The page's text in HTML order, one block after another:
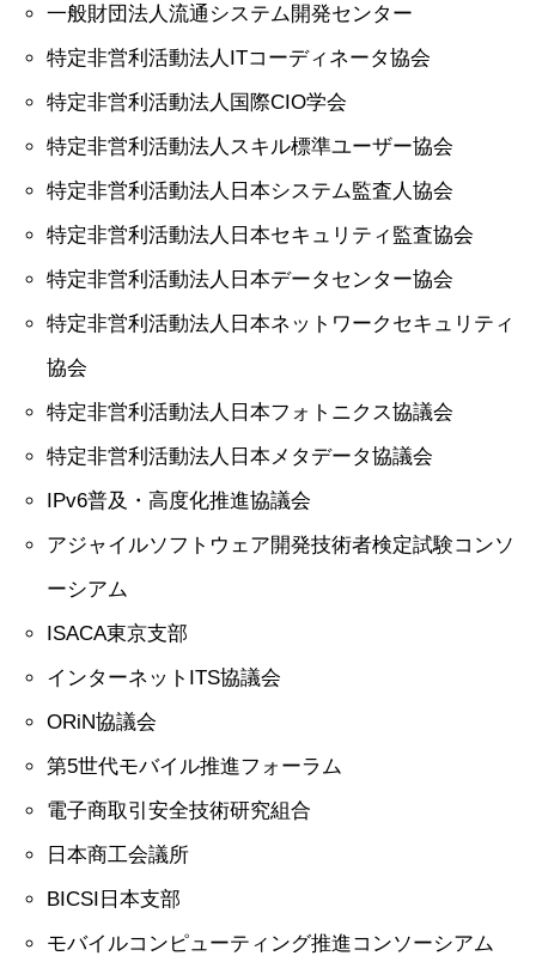
一般財団法人流通システム開発センター
特定非営利活動法人ITコーディネータ協会
特定非営利活動法人国際CIO学会
特定非営利活動法人スキル標準ユーザー協会
特定非営利活動法人日本システム監査人協会
特定非営利活動法人日本セキュリティ監査協会
特定非営利活動法人日本データセンター協会
特定非営利活動法人日本ネットワークセキュリティ
協会
特定非営利活動法人日本フォトニクス協議会
特定非営利活動法人日本メタデータ協議会
IPv6普及・高度化推進協議会
アジャイルソフトウェア開発技術者検定試験コンソ
ーシアム
ISACA東京支部
インターネットITS協議会
ORiN協議会
第5世代モバイル推進フォーラム
電子商取引安全技術研究組合
日本商工会議所
BICSI日本支部
モバイルコンピューティング推進コンソーシアム